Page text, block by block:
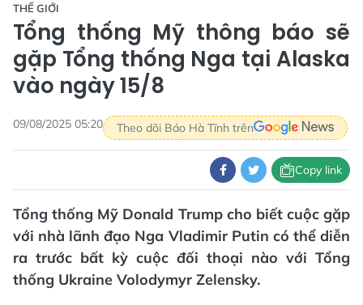
THẾ GIỚI
Tổng thống Mỹ thông báo sẽ
gặp Tổng thống Nga tại Alaska
vào ngày 15/8
09/08/2025 05:20 Theo dõi Báo Hà Tĩnh trên
Copy link
Tổng thống Mỹ Donald Trump cho biết cuộc gặp
với nhà lãnh đạo Nga Vladimir Putin có thể diễn
ra trước bất kỳ cuộc đối thoại nào với Tổng
thống Ukraine Volodymyr Zelensky.